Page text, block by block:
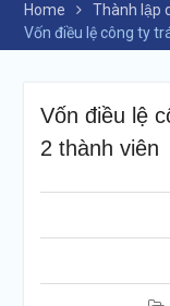
Home
Thành lập
Vốn điều lệ công ty
Vốn điều lệ
2 thành viên